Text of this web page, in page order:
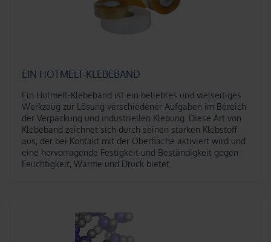
EIN HOTMELT-KLEBEBAND
Ein Hotmelt-Klebeband ist ein beliebtes und vielseitiges
Werkzeug zur Lösung verschiedener Aufgaben im Bereich
der Verpackung und industriellen Klebung. Diese Art von
Klebeband zeichnet sich durch seinen starken Klebstoff
aus, der bei Kontakt mit der Oberfläche aktiviert wird und
eine hervorragende Festigkeit und Beständigkeit gegen
Feuchtigkeit, Wärme und Druck bietet.